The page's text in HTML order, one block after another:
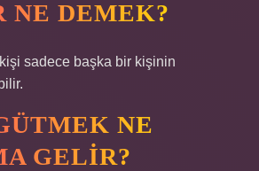
NE DEMEK?
sadece başka bir kişinin
NE
GELIR?